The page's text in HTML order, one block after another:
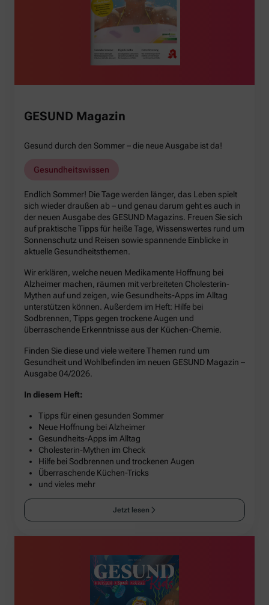
GESUND Magazin
Gesund durch den Sommer – die neue Ausgabe ist da!
Gesundheitswissen
Endlich Sommer! Die Tage werden länger, das Leben spielt
sich wieder draußen ab – und genau darum geht es auch in
der neuen Ausgabe des GESUND Magazins. Freuen Sie sich
auf praktische Tipps für heiße Tage, Wissenswertes rund um
Sonnenschutz und Reisen sowie spannende Einblicke in
aktuelle Gesundheitsthemen.
Wir erklären, welche neuen Medikamente Hoffnung bei
Alzheimer machen, räumen mit verbreiteten Cholesterin-
Mythen auf und zeigen, wie Gesundheits-Apps im Alltag
unterstützen können. Außerdem im Heft: Hilfe bei
Sodbrennen, Tipps gegen trockene Augen und
überraschende Erkenntnisse aus der Küchen-Chemie.
Finden Sie diese und viele weitere Themen rund um
Gesundheit und Wohlbefinden im neuen GESUND Magazin –
Ausgabe 04/2026.
In diesem Heft:
Tipps für einen gesunden Sommer
Neue Hoffnung bei Alzheimer
Gesundheits-Apps im Alltag
Cholesterin-Mythen im Check
Hilfe bei Sodbrennen und trockenen Augen
Überraschende Küchen-Tricks
und vieles mehr
Jetzt lesen